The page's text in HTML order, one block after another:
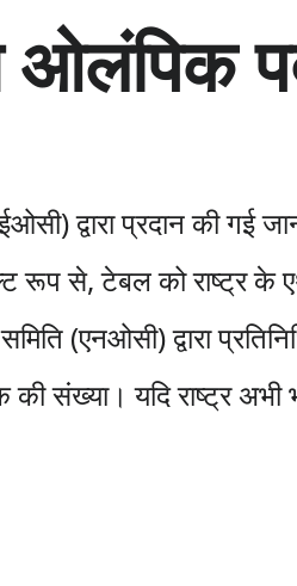
द्वारा प्रदान की
से, टेबल को राष्ट्र के
(एनओसी) द्वारा
संख्या। यदि राष्ट्र अभी